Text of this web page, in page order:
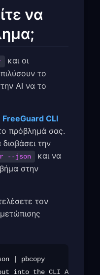
να
και οι
το
AI να το
FreeGuard CLI
πρόβλημά σας.
την
--json
και να
στην
τον
| pbcopy